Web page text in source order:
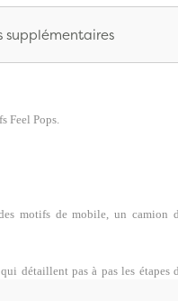
supplémentaires
Feel Pops.
motifs de mobile, un camion
détaillent pas à pas les étapes